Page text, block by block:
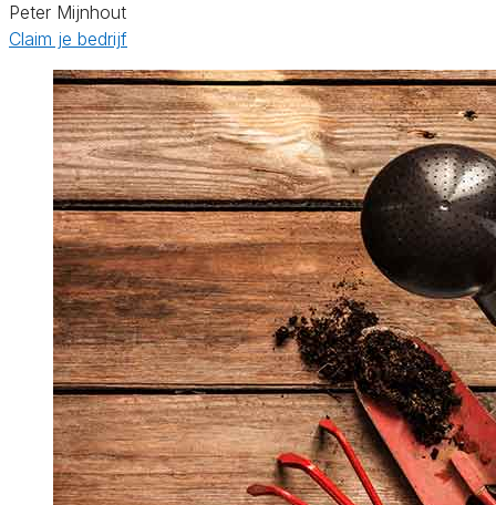
Peter Mijnhout
Claim je bedrijf